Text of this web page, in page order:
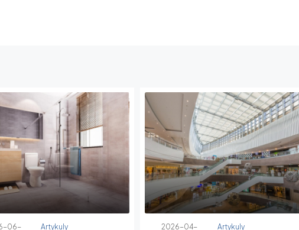
06- Artykuly 2026-04- Artykuly